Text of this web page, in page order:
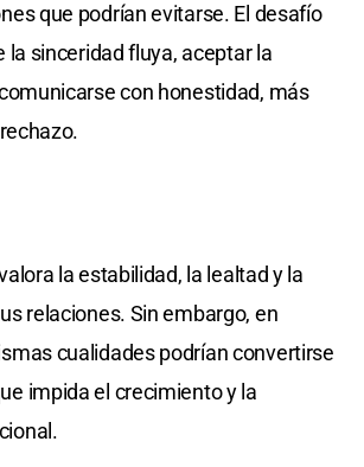
que podrían evitarse. El desafío
la sinceridad fluya, aceptar la
con honestidad, más
la estabilidad, la lealtad y la
relaciones. Sin embargo, en
cualidades podrían convertirse
impida el crecimiento y la